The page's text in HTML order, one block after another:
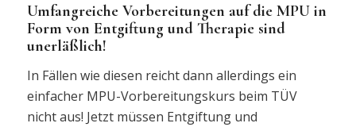
Umfangreiche Vorbereitungen auf die MPU in
Form von Entgiftung und Therapie sind
unerläßlich!
In Fällen wie diesen reicht dann allerdings ein
einfacher MPU-Vorbereitungskurs beim TÜV
nicht aus! Jetzt müssen Entgiftung und